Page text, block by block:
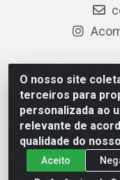
O nosso site
terceiros para
personalizada ao
relevante de
qualidade do
Aceito
Dilnor
975 - Iputinga -